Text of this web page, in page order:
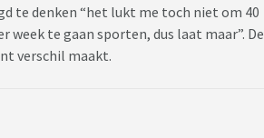
te denken “het lukt me toch niet om 40
te gaan sporten, dus laat maar”. De
verschil maakt.